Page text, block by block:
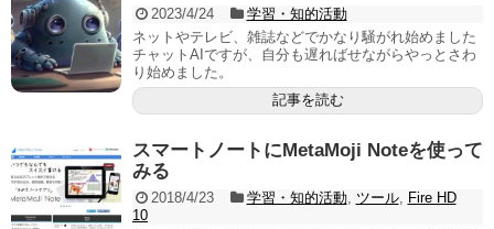
2023/4/24
学習・知的活動
ネットやテレビ、雑誌などでかなり騒がれ始めました
チャットAIですが、自分も遅ればせながらやっとさわ
り始めました。
記事を読む
スマートノートにMetaMoji Noteを使って
みる
2018/4/23 学習・知的活動, ツール, Fire HD
10